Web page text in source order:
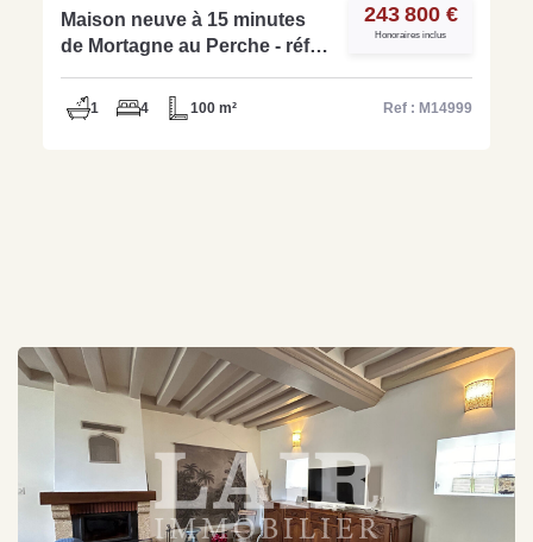
Maison neuve à 15 minutes
de Mortagne au Perche - réf :
243 800 €
Honoraires inclus
1 4 100 m² Ref : M14999